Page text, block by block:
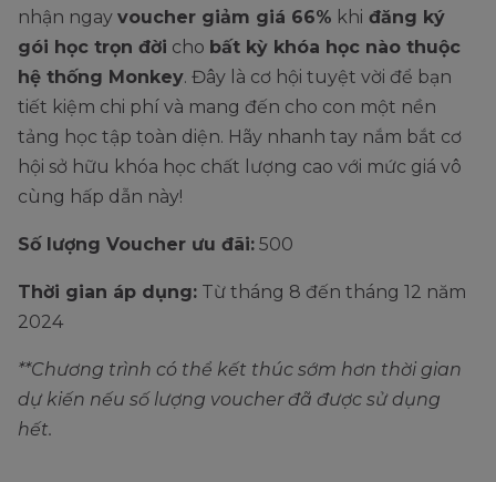
nhận ngay voucher giảm giá 66% khi đăng ký
gói học trọn đời cho bất kỳ khóa học nào thuộc
hệ thống Monkey. Đây là cơ hội tuyệt vời để bạn
tiết kiệm chi phí và mang đến cho con một nền
tảng học tập toàn diện. Hãy nhanh tay nắm bắt cơ
hội sở hữu khóa học chất lượng cao với mức giá vô
cùng hấp dẫn này!
Số lượng Voucher ưu đãi: 500
Thời gian áp dụng: Từ tháng 8 đến tháng 12 năm
2024
**Chương trình có thể kết thúc sớm hơn thời gian
dự kiến nếu số lượng voucher đã được sử dụng
hết.